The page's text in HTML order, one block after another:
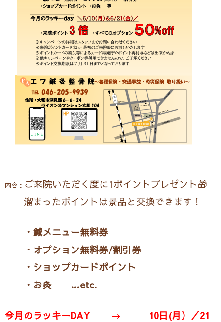
内容： ご来院いただく度に1ポイントプレゼント🎁
溜まったポイントは景品と交換できます！
・鍼メニュー無料券
・オプション無料券/割引券
・ショップカードポイント
・お灸 …etc.
今月のラッキーDAY → 10日(月）／21